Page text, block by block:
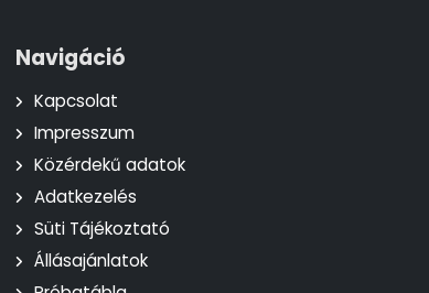
Navigáció
Kapcsolat
Impresszum
Közérdekű adatok
Adatkezelés
Süti Tájékoztató
Állásajánlatok